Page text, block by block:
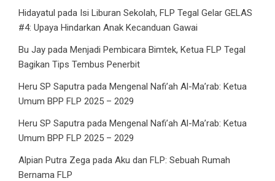
Hidayatul pada Isi Liburan Sekolah, FLP Tegal Gelar GELAS
#4: Upaya Hindarkan Anak Kecanduan Gawai
Bu Jay pada Menjadi Pembicara Bimtek, Ketua FLP Tegal
Bagikan Tips Tembus Penerbit
Heru SP Saputra pada Mengenal Nafi’ah Al-Ma’rab: Ketua
Umum BPP FLP 2025 – 2029
Heru SP Saputra pada Mengenal Nafi’ah Al-Ma’rab: Ketua
Umum BPP FLP 2025 – 2029
Alpian Putra Zega pada Aku dan FLP: Sebuah Rumah
Bernama FLP